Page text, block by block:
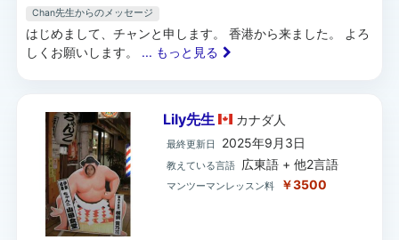
Chan先生からのメッセージ
はじめまして、チャンと申します。 香港から来ました。 よろ
しくお願いします。 ... もっと見る
Lily先生 カナダ人
最終更新日 2025年9月3日
教えている言語 広東語 + 他2言語
マンツーマンレッスン料 ￥3500